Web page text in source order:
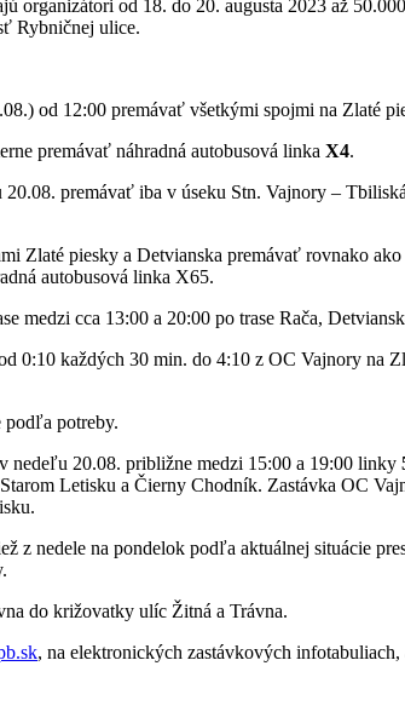
organizátori od 18. do 20. augusta 2023 až
Rybničnej ulice.
od 12:00 premávať všetkými spojmi na Zlaté
premávať náhradná autobusová linka X4.
premávať iba v úseku Stn. Vajnory –
Zlaté piesky a Detvianska premávať rovnako
autobusová linka X65.
medzi cca 13:00 a 20:00 po trase Rača,
0:10 každých 30 min. do 4:10 z OC Vajnory na
podľa potreby.
nedeľu 20.08. približne medzi 15:00 a 19:00 linky
Letisku a Čierny Chodník. Zastávka OC
z nedele na pondelok podľa aktuálnej situácie
do križovatky ulíc Žitná a Trávna.
, na elektronických zastávkových